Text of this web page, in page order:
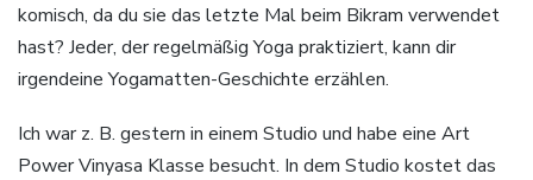
komisch, da du sie das letzte Mal beim Bikram verwendet
hast? Jeder, der regelmäßig Yoga praktiziert, kann dir
irgendeine Yogamatten-Geschichte erzählen.
Ich war z. B. gestern in einem Studio und habe eine Art
Power Vinyasa Klasse besucht. In dem Studio kostet das